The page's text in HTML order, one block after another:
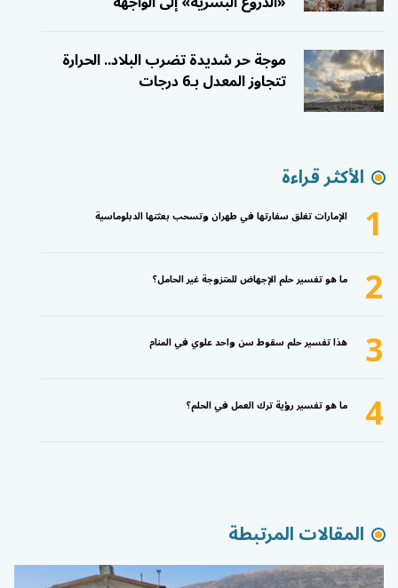
موجة حر شديدة تضرب البلاد.. الحرارة
تتجاوز المعدل بـ6 درجات
الأكثر قراءة
1 الإمارات تغلق سفارتها في طهران وتسحب بعثتها الدبلوماسية
2 ما هو تفسير حلم الإجهاض للمتزوجة غير الحامل؟
3 هذا تفسير حلم سقوط سن واحد علوي في المنام
4 ما هو تفسير رؤية ترك العمل في الحلم؟
المقالات المرتبطة